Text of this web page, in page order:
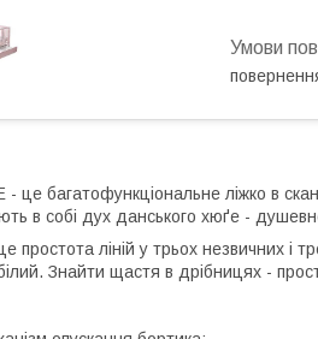
- це багатофункціональне ліжко в
в собі дух данського хюґе -
простота ліній у трьох незвичних і
Знайти щастя в дрібницях -